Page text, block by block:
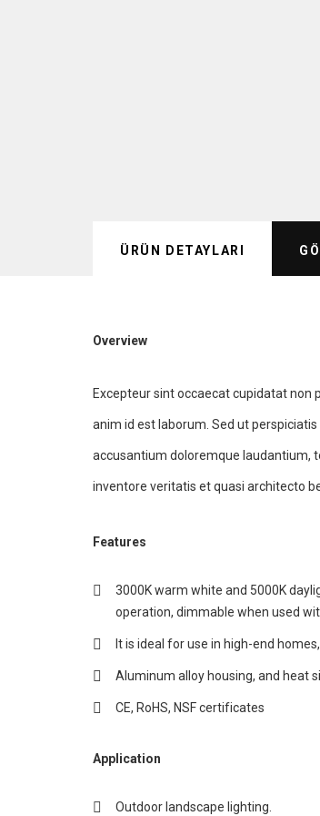
ÜRÜN DETAYLARI
Overview
Excepteur sint occaecat cupidatat
anim id est laborum. Sed ut
accusantium doloremque laudantium,
inventore veritatis et quasi architecto
Features
3000K warm white and 5000K
operation, dimmable when used
It is ideal for use in high-end
Aluminum alloy housing, and heat
CE, RoHS, NSF certificates
Application
Outdoor landscape lighting.